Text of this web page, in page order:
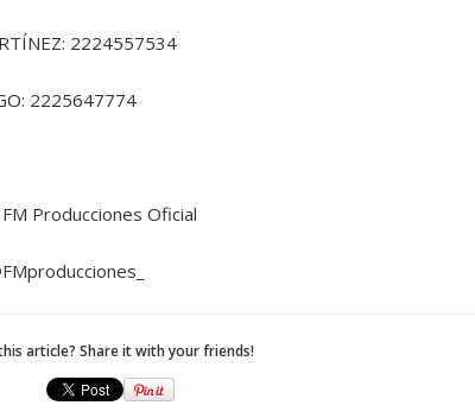
2224557534
2225647774
Producciones Oficial
article? Share it with your friends!